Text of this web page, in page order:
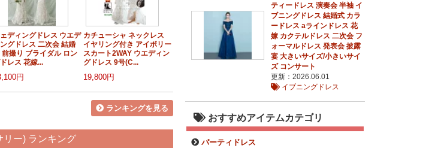
ディングドレス ウエデ
グドレス 二次会 結婚
前撮り ブライダル ロン
レス 花嫁...
円
カチューシャ ネックレス
イヤリング付き アイボリー
スカート2WAY ウエディン
グドレス 9号(C...
19,800円
ランキングを見る
リー) ランキング
ティードレス 演奏会 半袖 イ
ブニングドレス 結婚式 カラ
ードレス aラインドレス 花
嫁 カクテルドレス 二次会 フ
ォーマルドレス 発表会 披露
宴 大きいサイズ/小きいサイ
ズ コンサート
更新：2026.06.01
イブニングドレス
おすすめアイテムカテゴリ
パーティドレス